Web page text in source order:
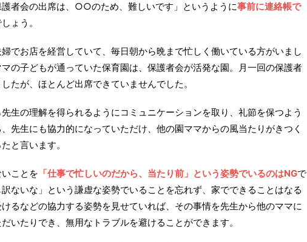
護者会の出席は、○○のため、難しいです」というように事前に連絡帳で
ょう。
でお店を経営していて、毎日朝から晩まで忙しく働いている方がいまし
の子どもが通っていた保育園は、保護者会が活発な園。月一回の保護者
たが、ほとんど出席できていませんでした。
生の理解を得られるようにコミュニケーションを取り、礼節を保つよう
先生にも協力的になっていただけ、他の園ママからの風当たりがきつく
と言います。
ことを 「仕事で忙しいのだから、当たり前」という姿勢でいるのはNGで
ないな」という謙虚な姿勢でいることを忘れず、家でできることはなる
るなどの協力する姿勢を見せていれば、その事情を先生から他のママに
いたりでき、無用なトラブルを避けることができます。